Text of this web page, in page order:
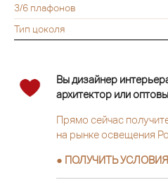
3/6 плафонов
Тип цоколя
Вы дизайнер
архитектор или
Прямо сейчас
на рынке освещения
● ПОЛУЧИТЬ